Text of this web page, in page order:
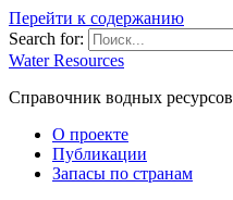
Перейти к содержанию
Search for:
Water Resources
Справочник водных ресурсов
О проекте
Публикации
Запасы по странам